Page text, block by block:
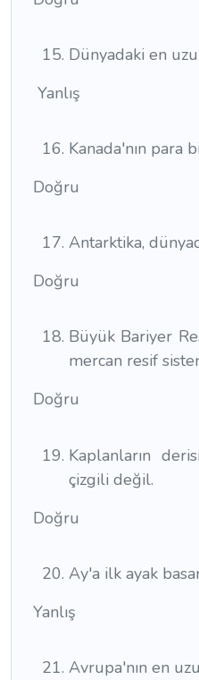
Dünyadaki en
Yanlış
Kanada'nın para
Doğru
Antarktika,
Doğru
Büyük Bariyer
mercan resif
Doğru
Kaplanların
çizgili değil.
Doğru
Ay'a ilk ayak
Yanlış
Avrupa'nın en